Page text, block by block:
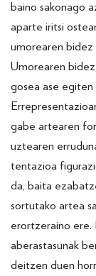
baino sakonago
aparte iritsi
umorearen
Umorearen
gosea ase
gabe artearen
uztearen
tentazioa
da, baita
sortutako artea
erortzeraino ere.
aberastasunak
deitzen duen